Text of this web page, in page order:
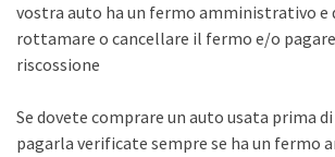
vostra auto ha un fermo amministrativo e
rottamare o cancellare il fermo e/o
riscossione
Se dovete comprare un auto usata prima
pagarla verificate sempre se ha un fermo